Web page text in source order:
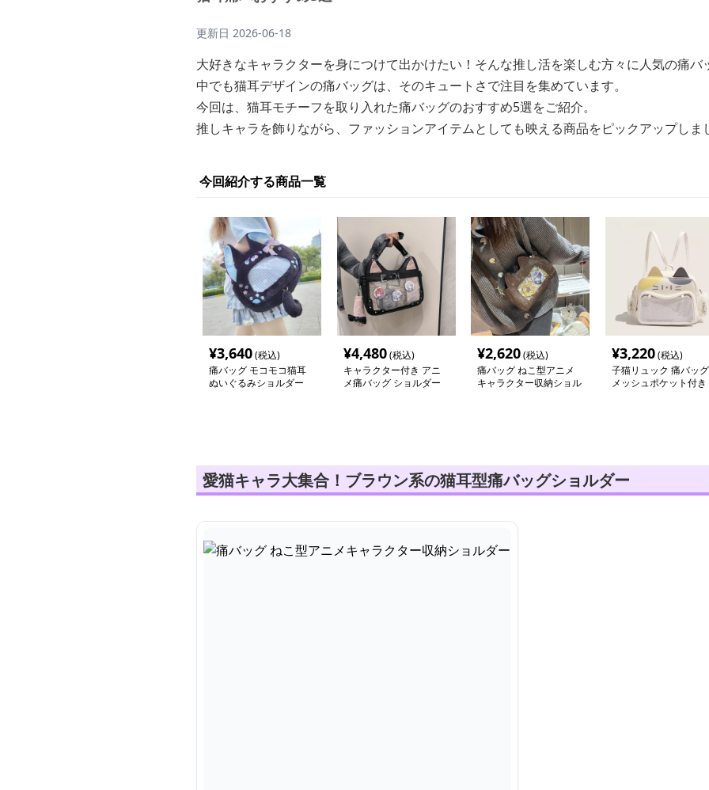
更新日 2026-06-18
大好きなキャラクターを身につけて出かけたい！そんな推し活を楽しむ方々に人気の痛バ
中でも猫耳デザインの痛バッグは、そのキュートさで注目を集めています。
今回は、猫耳モチーフを取り入れた痛バッグのおすすめ5選をご紹介。
推しキャラを飾りながら、ファッションアイテムとしても映える商品をピックアップしま
今回紹介する商品一覧
¥3,640(税込)
痛バッグ モコモコ猫耳
ぬいぐるみショルダー
¥4,480(税込)
キャラクター付き アニ
メ痛バッグ ショルダー
¥2,620(税込)
痛バッグ ねこ型アニメ
キャラクター収納ショル
¥3,220(税込)
子猫リュック 痛バッグ
メッシュポケット付き
愛猫キャラ大集合！ブラウン系の猫耳型痛バッグショルダー